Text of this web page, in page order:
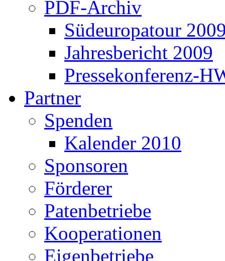
PDF-Archiv
Südeuropatour
Jahresbericht 2009
Pressekonferenz-
Partner
Spenden
Kalender 2010
Sponsoren
Förderer
Patenbetriebe
Kooperationen
Eigenbetriebe